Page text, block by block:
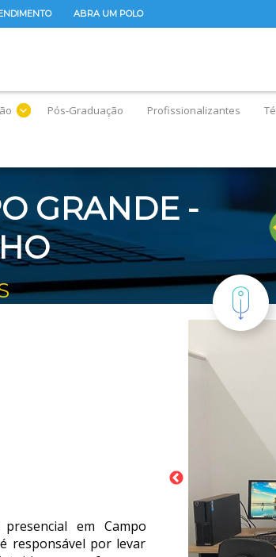
ABRA UM POLO
Pós-Graduação Profissionalizantes
GRANDE -
em Campo
responsável por levar